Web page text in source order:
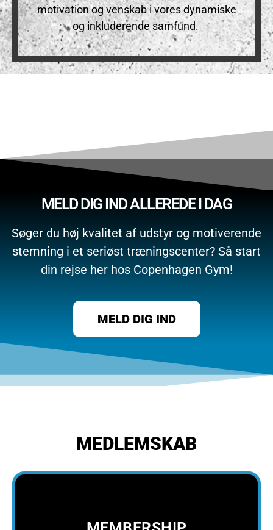
motivation og venskab i vores dynamiske
og inkluderende samfund.
MELD DIG IND ALLEREDE I DAG
Søger du høj kvalitet af udstyr og motiverende
stemning i et seriøst træningscenter? Så start
din rejse her hos Copenhagen Gym!
MELD DIG IND
MEDLEMSKAB